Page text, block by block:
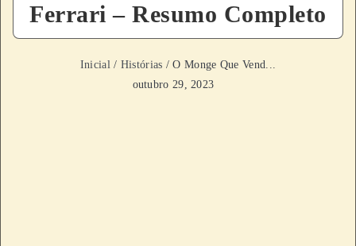
Ferrari – Resumo Completo
Inicial/ Histórias / O Monge Que Vend...
outubro 29, 2023